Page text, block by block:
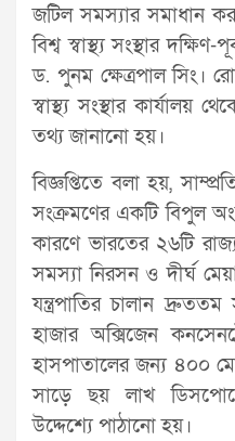
জটিল সমস্যার সমাধান
বিশ্ব স্বাস্থ্য সংস্থার
ড. পুনম ক্ষেত্রপাল সিং।
স্বাস্থ্য সংস্থার কার্যালয়
তথ্য জানানো হয়।
বিজ্ঞপ্তিতে বলা হয়,
সংক্রমণের একটি বিপুল
কারণে ভারতের ২৬টি
সমস্যা নিরসন ও দীর্ঘ
যন্ত্রপাতির চালান
হাজার অক্সিজেন
হাসপাতালের জন্য ৪০০
সাড়ে ছয় লাখ
উদ্দেশ্যে পাঠানো হয়।